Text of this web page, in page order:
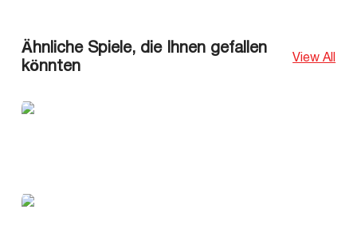
Ähnliche Spiele, die Ihnen gefallen
könnten
View All